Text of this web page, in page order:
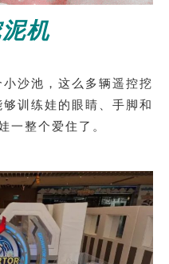
机
沙池，这么多辆遥控挖
训练娃的眼睛、手脚和
一整个爱住了。